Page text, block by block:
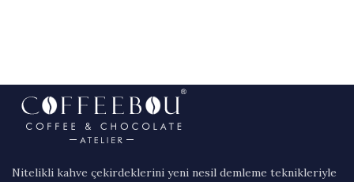
Nitelikli kahve çekirdeklerini yeni nesil demleme teknikleriyle